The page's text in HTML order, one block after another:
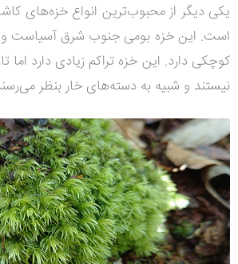
است. این خزه بومی جنوب شرق آسیاست و
کوچکی دارد. این خزه تراکم زیادی دارد
نیستند و شبیه به دسته‌های خار بنظر